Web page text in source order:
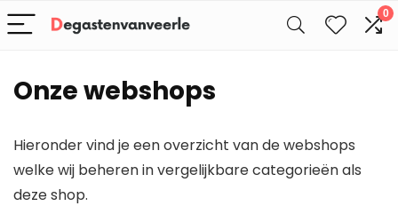
0
Onze webshops
Hieronder vind je een overzicht van de webshops
welke wij beheren in vergelijkbare categorieën als
deze shop.